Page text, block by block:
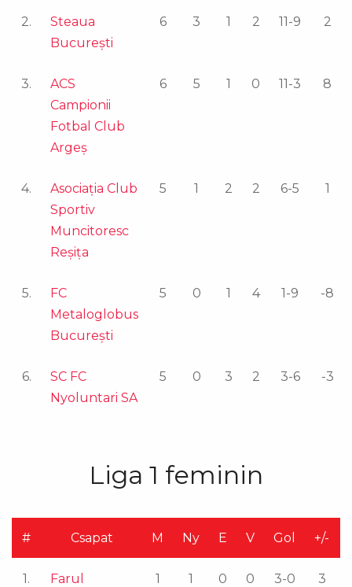
2.
Steaua
Bucureşti
6 3 1 2 11-9 2
3.
ACS
Campionii
Fotbal Club
Argeş
6 5 1 0 11-3 8
4.
Asociația Club
Sportiv
Muncitoresc
Reşiţa
5 1 2 2 6-5 1
5.
FC
Metaloglobus
Bucureşti
5 0 1 4 1-9 -8
6.
SC FC
Nyoluntari SA
5 0 3 2 3-6 -3
Liga 1 feminin
# Csapat M Ny E V Gol +/-
1.
Farul
1 1 0 0 3-0 3